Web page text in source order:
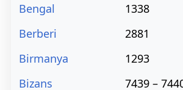
Bengal
1338
Berberi
2881
Birmanya
1293
Bizans
7439 –